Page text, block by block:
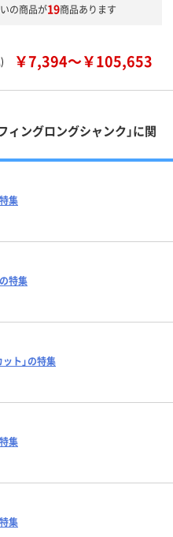
の商品が19商品あります
￥7,394～￥105,653
ングロングシャンク」に関
集
特集
ト」の特集
集
集